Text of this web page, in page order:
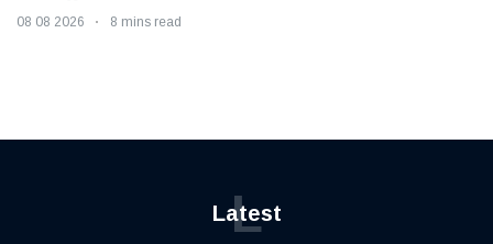
08 08 2026 8 mins read
Latest
L